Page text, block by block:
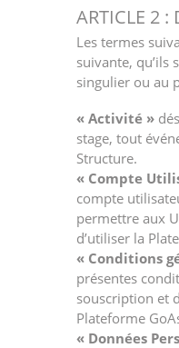
ARTICLE 2 :
Les termes
suivante, qu’ils
singulier ou au
« Activité »
stage, tout
Structure.
« Compte
compte
permettre aux
d’utiliser la
« Conditions
présentes
souscription et
Plateforme
« Données